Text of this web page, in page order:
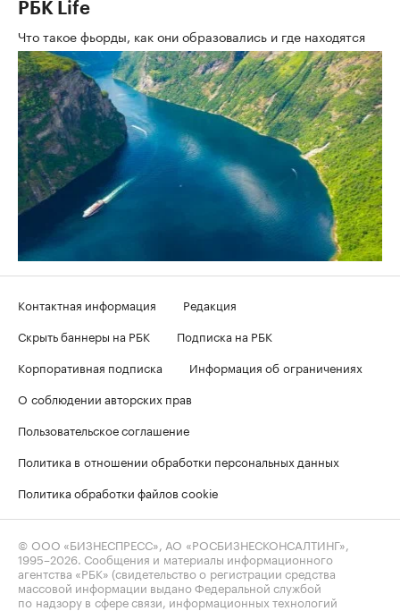
РБК Life
Что такое фьорды, как они образовались и где находятся
Контактная информация
Редакция
Скрыть баннеры на РБК
Подписка на РБК
Корпоративная подписка
Информация об ограничениях
О соблюдении авторских прав
Пользовательское соглашение
Политика в отношении обработки персональных данных
Политика обработки файлов cookie
© ООО «БИЗНЕСПРЕСС», АО «РОСБИЗНЕСКОНСАЛТИНГ»,
1995–2026 . Сообщения и материалы информационного
агентства «РБК» (свидетельство о регистрации средства
массовой информации выдано Федеральной службой
по надзору в сфере связи, информационных технологий